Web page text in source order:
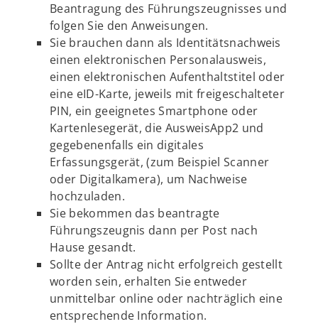
Beantragung des Führungszeugnisses und
folgen Sie den Anweisungen.
Sie brauchen dann als Identitätsnachweis
einen elektronischen Personalausweis,
einen elektronischen Aufenthaltstitel oder
eine eID-Karte, jeweils mit freigeschalteter
PIN, ein geeignetes Smartphone oder
Kartenlesegerät, die AusweisApp2 und
gegebenenfalls ein digitales
Erfassungsgerät, (zum Beispiel Scanner
oder Digitalkamera), um Nachweise
hochzuladen.
Sie bekommen das beantragte
Führungszeugnis dann per Post nach
Hause gesandt.
Sollte der Antrag nicht erfolgreich gestellt
worden sein, erhalten Sie entweder
unmittelbar online oder nachträglich eine
entsprechende Information.